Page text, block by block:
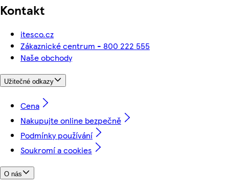
Kontakt
itesco.cz
Zákaznické centrum - 800 222 555
Naše obchody
Užitečné odkazy
Cena
Nakupujte online bezpečně
Podmínky používání
Soukromí a cookies
O nás